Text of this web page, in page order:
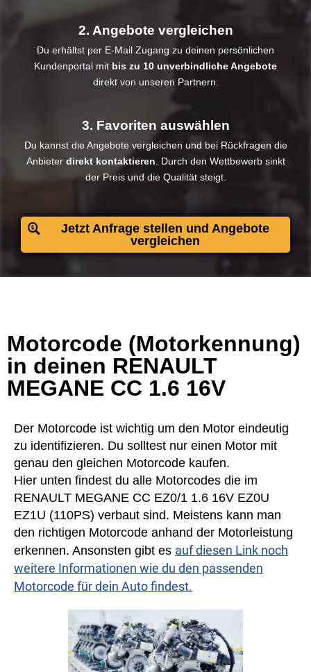
2. Angebote vergleichen
Du erhältst per E-Mail Zugang zu deinen persönlichen
Kundenportal mit bis zu 10 unverbindliche Angebote
direkt von unseren Partnern.
3. Favoriten auswählen
Du kannst die Angebote vergleichen und bei Rückfragen die
Anbieter direkt kontaktieren. Durch den Wettbewerb sinkt
der Preis und die Qualität steigt.​
Jetzt Anfrage stellen und Angebote
vergleichen
Motorcode (Motorkennung)
in deinen RENAULT
MEGANE CC 1.6 16V
Der Motorcode ist wichtig um den Motor eindeutig
zu identifizieren. Du solltest nur einen Motor mit
genau den gleichen Motorcode kaufen.
Hier unten findest du alle Motorcodes die im
RENAULT MEGANE CC EZ0/1 1.6 16V EZ0U
EZ1U (110PS) verbaut sind. Meistens kann man
den richtigen Motorcode anhand der Motorleistung
erkennen. Ansonsten gibt es auf diesen Link noch
weitere Informationen wie du den passenden
Motorcode für dein Auto findest.